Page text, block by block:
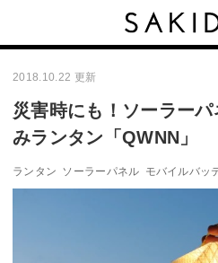
2018.10.22 更新
災害時にも！ソーラー
みランタン「QWNN」
ランタン ソーラーパネル モバイルバッ